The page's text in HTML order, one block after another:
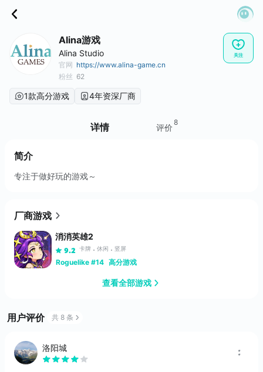
Alina游戏
Alina Studio
官网 https://www.alina-game.cn
粉丝 62
关注
1款高分游戏 4年资深厂商
详情 评价
8
简介
专注于做好玩的游戏～
厂商游戏
消消英雄2
9.2 卡牌 休闲 竖屏
Roguelike #14 高分游戏
查看全部游戏
用户评价 共 8 条
洛阳城